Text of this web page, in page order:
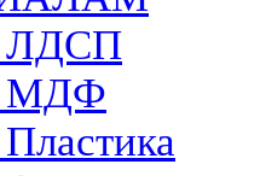
ЛДСП
МДФ